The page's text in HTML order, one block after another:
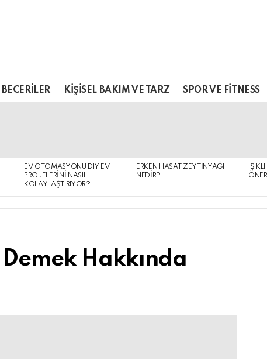
KIŞISEL BAKIM VE TARZ SPOR VE FITNESS
EV OTOMASYONU DIY EV
PROJELERINI NASIL
KOLAYLAŞTIRIYOR?
ERKEN HASAT ZEYTINYAĞI
NEDIR?
Hakkında